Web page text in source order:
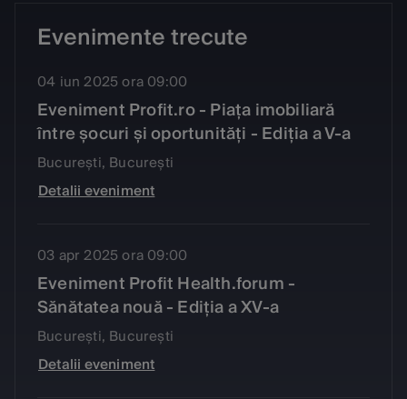
Evenimente trecute
04 iun 2025 ora 09:00
Eveniment Profit.ro - Piața imobiliară
între șocuri și oportunități - Ediția a V-a
București, București
Detalii eveniment
03 apr 2025 ora 09:00
Eveniment Profit Health.forum -
Sănătatea nouă - Ediția a XV-a
București, București
Detalii eveniment